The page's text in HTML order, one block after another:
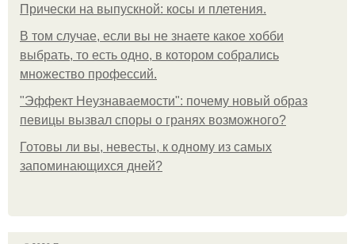
Прически на выпускной: косы и плетения.
В том случае, если вы не знаете какое хобби
выбрать, то есть одно, в котором собрались
множество профессий.
"Эффект Неузнаваемости": почему новый образ
певицы вызвал споры о гранях возможного?
Готовы ли вы, невесты, к одному из самых
запоминающихся дней?